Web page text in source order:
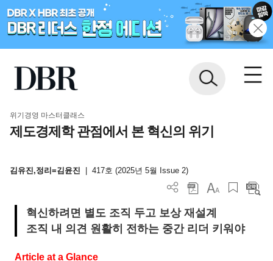
위기경영 마스터클래스
제도경제학 관점에서 본 혁신의 위기
김유진,정리=김윤진 417호 (2025년 5월 Issue 2)
혁신하려면 별도 조직 두고 보상 재설계
조직 내 의견 원활히 전하는 중간 리더 키워야
Article at a Glance